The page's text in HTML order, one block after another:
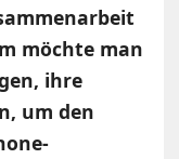
möchte man
ihre
um den